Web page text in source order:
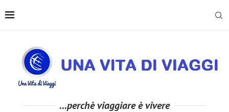
...perchè viaggiare è vivere